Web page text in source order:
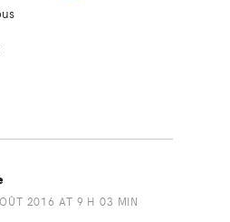
2016 AT 9 H 03 MIN